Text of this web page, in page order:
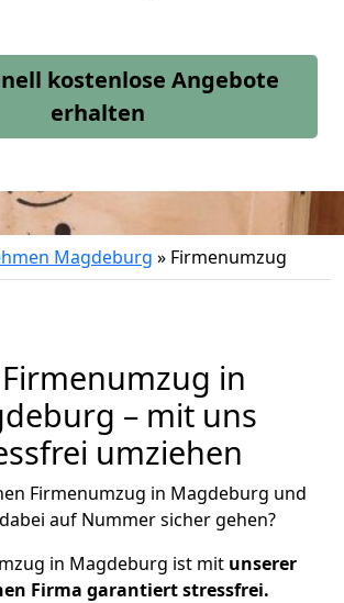
kostenlose Angebote
erhalten
Magdeburg » Firmenumzug
in
– mit uns
umziehen
Firmenumzug in Magdeburg und
auf Nummer sicher gehen?
in Magdeburg ist mit unserer
Firma garantiert stressfrei.